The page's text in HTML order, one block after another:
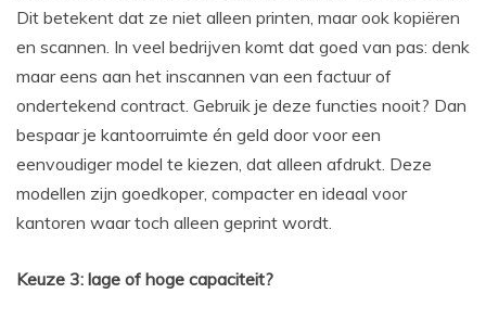
Dit betekent dat ze niet alleen printen, maar ook kopiëren
en scannen. In veel bedrijven komt dat goed van pas: denk
maar eens aan het inscannen van een factuur of
ondertekend contract. Gebruik je deze functies nooit? Dan
bespaar je kantoorruimte én geld door voor een
eenvoudiger model te kiezen, dat alleen afdrukt. Deze
modellen zijn goedkoper, compacter en ideaal voor
kantoren waar toch alleen geprint wordt.
Keuze 3: lage of hoge capaciteit?